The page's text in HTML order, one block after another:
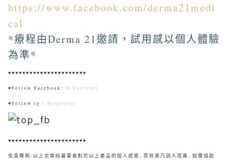
https://www.facebook.com/derma21medi
cal
*療程由Derma 21邀請，試用感以個人體驗
為準*
♥♥♥♥♥♥♥♥♥♥♥♥♥♥♥♥♥♥♥♥♥♥
♥Follow Facebook: B.Yuetyuet
♥Follow ig : Byuetyuet
♥♥♥♥♥♥♥♥♥♥♥♥♥♥♥♥♥♥♥♥♥♥
免責聲明:以上文章純屬筆者對於以上產品的個人感覺, 而效果乃因人而異, 如需協助